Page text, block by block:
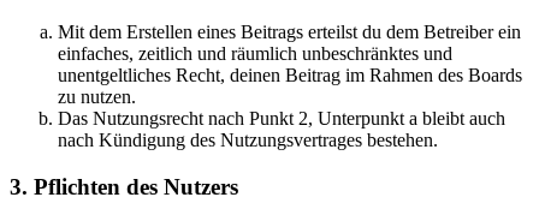
Mit dem Erstellen eines Beitrags erteilst du dem Betreiber ein
einfaches, zeitlich und räumlich unbeschränktes und
unentgeltliches Recht, deinen Beitrag im Rahmen des Boards
zu nutzen.
Das Nutzungsrecht nach Punkt 2, Unterpunkt a bleibt auch
nach Kündigung des Nutzungsvertrages bestehen.
3. Pflichten des Nutzers